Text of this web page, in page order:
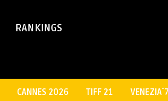
RANKINGS
CANNES 2026 TIFF 21